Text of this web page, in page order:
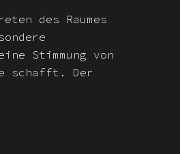
des Raumes
Stimmung von
schafft. Der